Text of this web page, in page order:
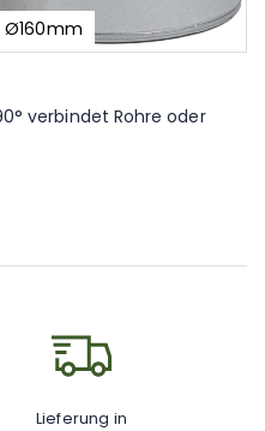
Ø160mm
verbindet Rohre oder
Lieferung in